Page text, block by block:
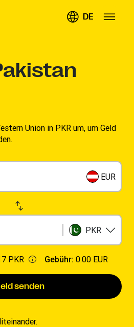
DE
Union in PKR um, um Geld
EUR
PKR
PKR Gebühr: 0.00 EUR
senden